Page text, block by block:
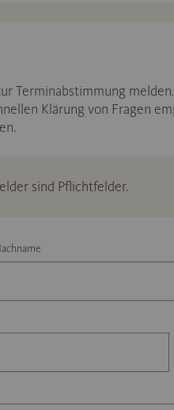
Terminabstimmung
Klärung von Fragen
sind Pflichtfelder.